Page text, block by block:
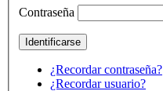
Contraseña
¿Recordar contraseña?
¿Recordar usuario?